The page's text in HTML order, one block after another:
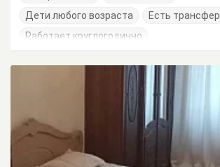
Дети любого возраста
Есть трансфер
Работает круглогодично